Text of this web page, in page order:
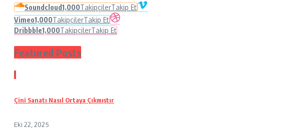
Soundcloud1,000TakipçilerTakip Et
Vimeo1,000TakipçilerTakip Et
Dribbble1,000TakipçilerTakip Et
Featured Posts
1
Çini Sanatı Nasıl Ortaya Çıkmıştır
Eki 22, 2025